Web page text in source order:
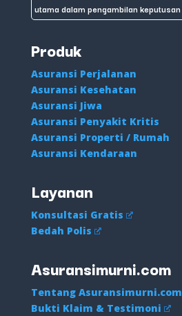
utama dalam pengambilan keputusan
Produk
Asuransi Perjalanan
Asuransi Kesehatan
Asuransi Jiwa
Asuransi Penyakit Kritis
Asuransi Properti / Rumah
Asuransi Kendaraan
Layanan
Konsultasi Gratis
Bedah Polis
Asuransimurni.com
Tentang Asuransimurni.com
Bukti Klaim & Testimoni